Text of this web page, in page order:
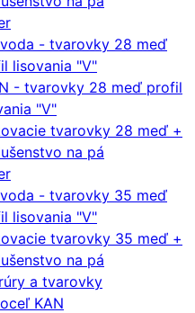
voda - tvarovky 28 meď
lisovania "V"
- tvarovky 28 meď profil
"V"
tvarovky 28 meď +
na pá
voda - tvarovky 35 meď
lisovania "V"
tvarovky 35 meď +
na pá
a tvarovky
KAN